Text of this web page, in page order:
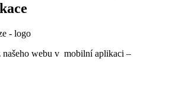
našeho webu v mobilní aplikaci –